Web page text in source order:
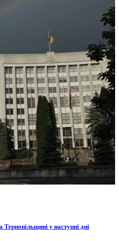
у наступні дні